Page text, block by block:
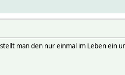
man den nur einmal im Leben ein